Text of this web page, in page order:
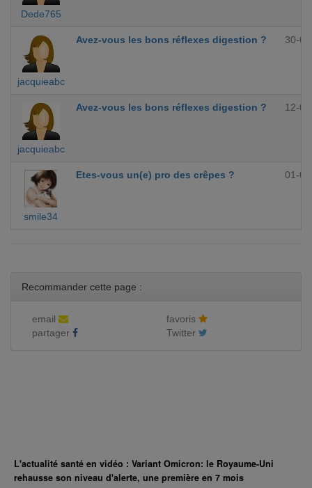
Dede765
jacquieabc
Avez-vous les bons réflexes digestion ? 30-
jacquieabc
Avez-vous les bons réflexes digestion ? 12-
smile34
Etes-vous un(e) pro des crêpes ? 01-
Recommander cette page :
email
favoris
partager
Twitter
L'actualité santé en vidéo : Variant Omicron: le Royaume-Uni
rehausse son niveau d'alerte, une première en 7 mois